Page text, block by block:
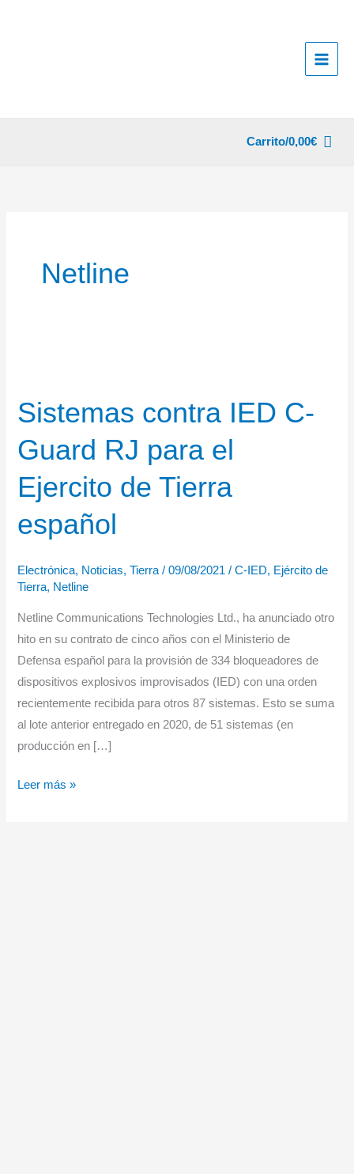
Carrito/0,00€
Netline
Sistemas contra IED C-
Guard RJ para el
Ejercito de Tierra
español
Electrónica, Noticias,Tierra /09/08/2021/C-IED, Ejército de
Tierra, Netline
Netline Communications Technologies Ltd., ha anunciado otro
hito en su contrato de cinco años con el Ministerio de
Defensa español para la provisión de 334 bloqueadores de
dispositivos explosivos improvisados ​​(IED) con una orden
recientemente recibida para otros 87 sistemas. Esto se suma
al lote anterior entregado en 2020, de 51 sistemas (en
producción en […]
Sistemas
Leer más »